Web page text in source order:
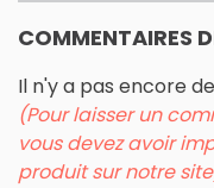
COMMENTAIRES
Il n'y a pas encore
(Pour laisser un
vous devez avoir
produit sur notre